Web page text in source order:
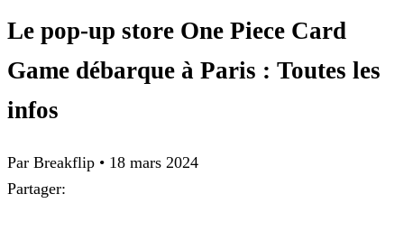
Le pop-up store One Piece Card
Game débarque à Paris : Toutes les
infos
Par Breakflip • 18 mars 2024
Partager: